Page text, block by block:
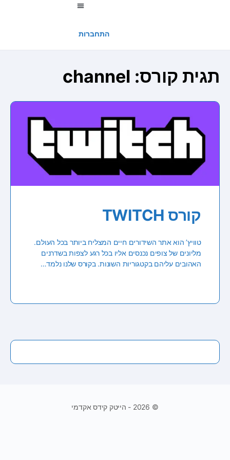
התחברות
תגית קורס: channel
קורס TWITCH
טוויץ’ הוא אתר השידורים חיים המצליח ביותר בכל העולם.
מליונים של צופים נכנסים אליו בכל רגע לצפות בשדרנים
האהובים עליהם בקטגוריות השונות. בקורס שלנו נלמד…
© 2026 - הייטק קידס אקדמי